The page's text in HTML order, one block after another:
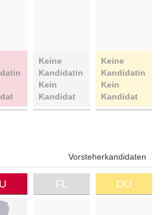
Keine
Kandidatin
Kein
Kandidat
Keine
Kandidatin
Kein
Kandidat
Vorsteherkandidaten
FL DU